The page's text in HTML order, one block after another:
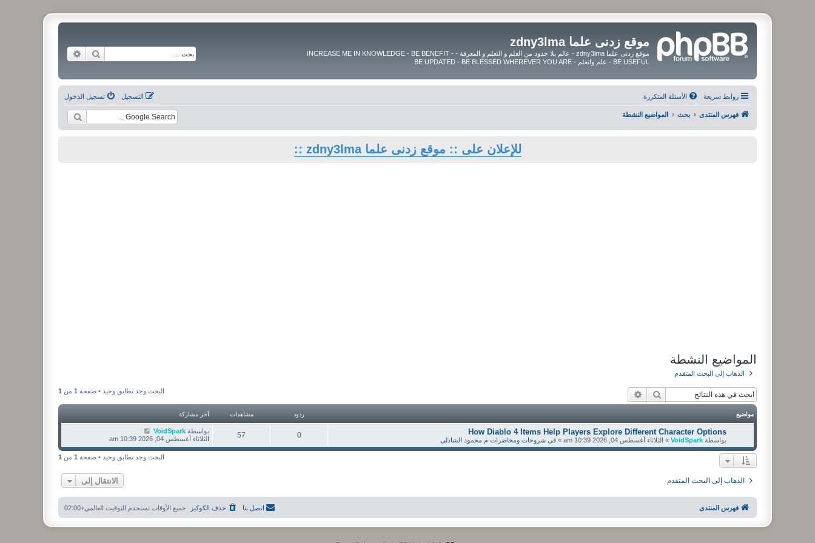
موقع زدنى علما zdny3lma
موقع زدنى علما zdny3lma - عالم بلا حدود من العلم و التعلم و المعرفة - INCREASE ME IN KNOWLEDGE - BE BENEFIT -
BE USEFUL - علم واتعلم - BE UPDATED - BE BLESSED WHEREVER YOU ARE
بحث
روابط سريعة الأسئلة المتكررة تسجيل الدخول التسجيل
فهرس المنتدى بحث المواضيع النشطة
للإعلان على :: موقع زدنى علما zdny3lma ::
المواضيع النشطة
الذهاب إلى البحث المتقدم
بحث البحث وجد تطابق وحيد • صفحة 1 من 1
مواضيع ردود مشاهدات آخر مشاركة
How Diablo 4 Items Help Players Explore Different Character Options
بواسطة VoidSpark
» الثلاثاء أغسطس 04, 2026 10:39 am » في شروحات ومحاضرات م محمود الشاذلى
0
57 بواسطة VoidSpark
الثلاثاء أغسطس 04, 2026 10:39 am
البحث وجد تطابق وحيد • صفحة 1 من 1
الذهاب إلى البحث المتقدم الانتقال إلى
فهرس المنتدى جميع الأوقات تستخدم التوقيت العالمي+02:00 حذف الكوكيز اتصل بنا